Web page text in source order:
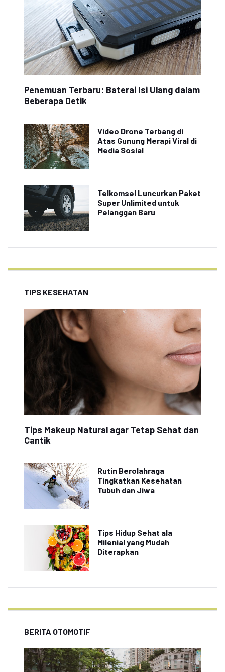
Penemuan Terbaru: Baterai Isi Ulang dalam
Beberapa Detik
Video Drone Terbang di
Atas Gunung Merapi Viral di
Media Sosial
Telkomsel Luncurkan Paket
Super Unlimited untuk
Pelanggan Baru
TIPS KESEHATAN
Tips Makeup Natural agar Tetap Sehat dan
Cantik
Rutin Berolahraga
Tingkatkan Kesehatan
Tubuh dan Jiwa
Tips Hidup Sehat ala
Milenial yang Mudah
Diterapkan
BERITA OTOMOTIF